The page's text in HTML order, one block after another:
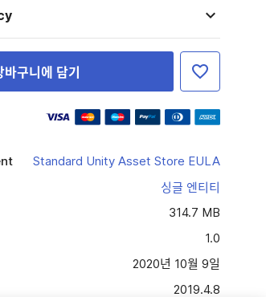
바구니에 담기
Standard Unity Asset Store EULA
싱글 엔티티
314.7 MB
1.0
2020년 10월 9일
2019.4.8